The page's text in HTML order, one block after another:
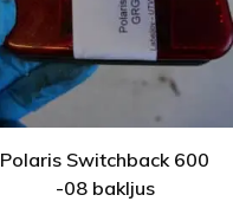
Polaris Switchback 600
-08 bakljus